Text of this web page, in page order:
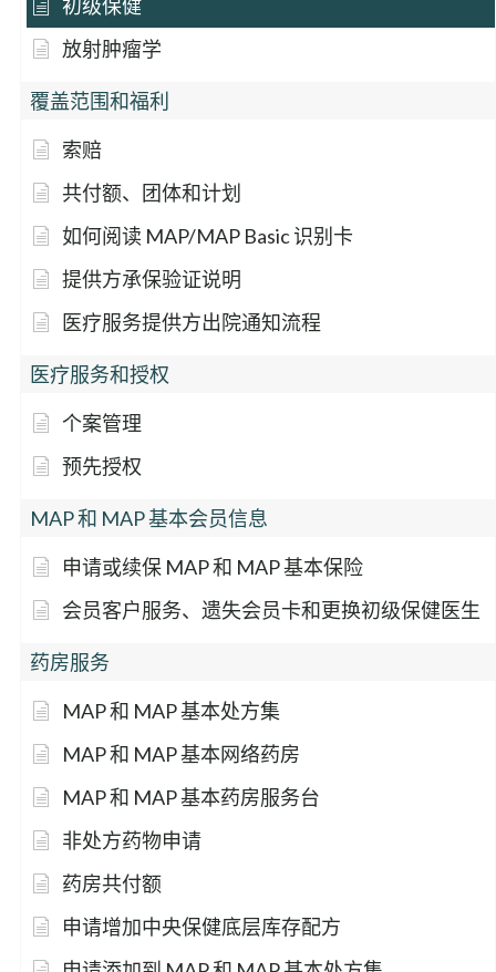
初级保健
放射肿瘤学
覆盖范围和福利
索赔
共付额、团体和计划
如何阅读 MAP/MAP Basic 识别卡
提供方承保验证说明
医疗服务提供方出院通知流程
医疗服务和授权
个案管理
预先授权
MAP 和 MAP 基本会员信息
申请或续保 MAP 和 MAP 基本保险
会员客户服务、遗失会员卡和更换初级保健医生
药房服务
MAP 和 MAP 基本处方集
MAP 和 MAP 基本网络药房
MAP 和 MAP 基本药房服务台
非处方药物申请
药房共付额
申请增加中央保健底层库存配方